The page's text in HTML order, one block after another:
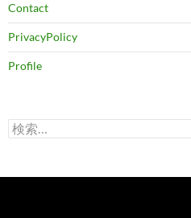
Contact
PrivacyPolicy
Profile
検
索: